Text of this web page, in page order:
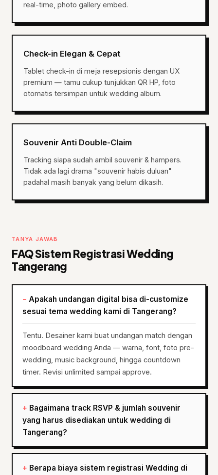
real-time, photo gallery embed.
Check-in Elegan & Cepat
Tablet check-in di meja resepsionis dengan UX
premium — tamu cukup tunjukkan QR HP, foto
otomatis tersimpan untuk wedding album.
Souvenir Anti Double-Claim
Tracking siapa sudah ambil souvenir & hampers.
Tidak ada lagi drama "souvenir habis duluan"
padahal masih banyak yang belum dikasih.
TANYA JAWAB
FAQ Sistem Registrasi Wedding
Tangerang
Apakah undangan digital bisa di-customize
sesuai tema wedding kami di Tangerang?
Tentu. Desainer kami buat undangan match dengan
moodboard wedding Anda — warna, font, foto pre-
wedding, music background, hingga countdown
timer. Revisi unlimited sampai approve.
Bagaimana track RSVP & jumlah souvenir
yang harus disediakan untuk wedding di
Tangerang?
Berapa biaya sistem registrasi Wedding di